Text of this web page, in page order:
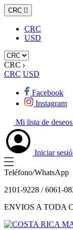
CRC 
CRC
USD
CRC
CRC USD
Facebook
Instagram
Mi lista de
Iniciar
Teléfono/WhatsApp
2101-9228 / 6061-
ENVIOS A TODA